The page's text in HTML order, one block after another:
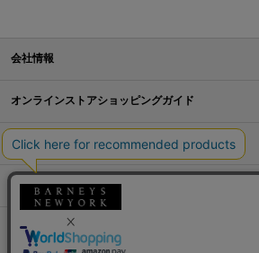
会社情報
オンラインストアショッピングガイド
店舗情報
サービス